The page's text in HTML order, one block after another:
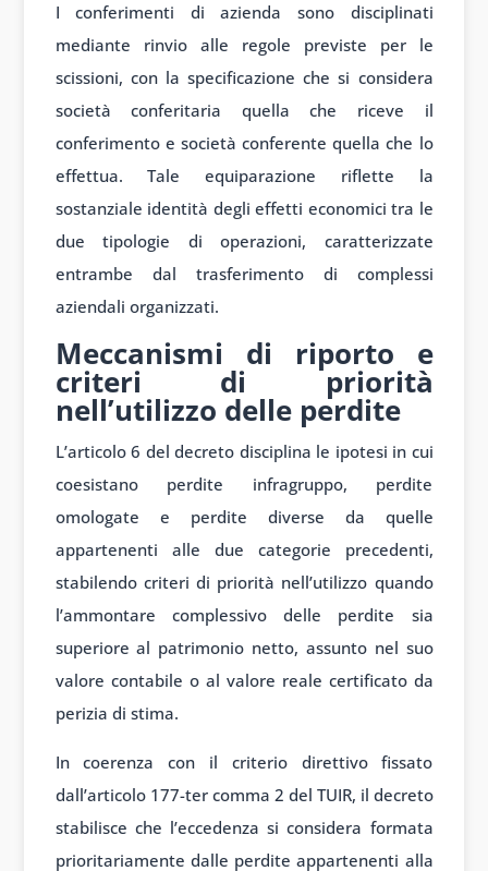
I conferimenti di azienda sono disciplinati
mediante rinvio alle regole previste per le
scissioni, con la specificazione che si considera
società conferitaria quella che riceve il
conferimento e società conferente quella che lo
effettua. Tale equiparazione riflette la
sostanziale identità degli effetti economici tra le
due tipologie di operazioni, caratterizzate
entrambe dal trasferimento di complessi
aziendali organizzati.
Meccanismi di riporto e
criteri di priorità
nell’utilizzo delle perdite
L’articolo 6 del decreto disciplina le ipotesi in cui
coesistano perdite infragruppo, perdite
omologate e perdite diverse da quelle
appartenenti alle due categorie precedenti,
stabilendo criteri di priorità nell’utilizzo quando
l’ammontare complessivo delle perdite sia
superiore al patrimonio netto, assunto nel suo
valore contabile o al valore reale certificato da
perizia di stima.
In coerenza con il criterio direttivo fissato
dall’articolo 177-ter comma 2 del TUIR, il decreto
stabilisce che l’eccedenza si considera formata
prioritariamente dalle perdite appartenenti alla